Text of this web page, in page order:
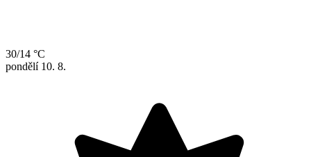
30/14 °C
pondělí 10. 8.